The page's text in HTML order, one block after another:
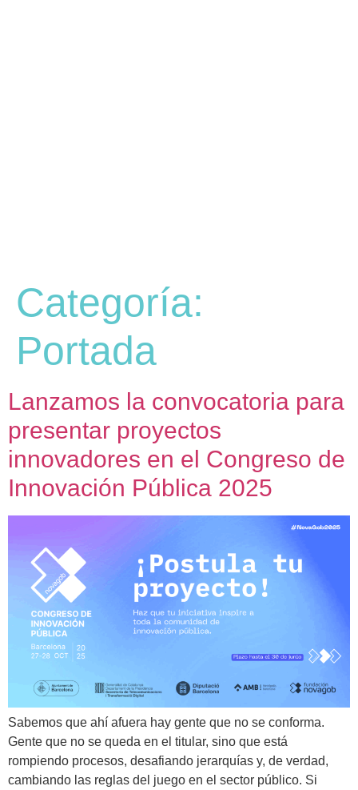
Categoría:
Portada
Lanzamos la convocatoria para
presentar proyectos
innovadores en el Congreso de
Innovación Pública 2025
Sabemos que ahí afuera hay gente que no se conforma.
Gente que no se queda en el titular, sino que está
rompiendo procesos, desafiando jerarquías y, de verdad,
cambiando las reglas del juego en el sector público. Si